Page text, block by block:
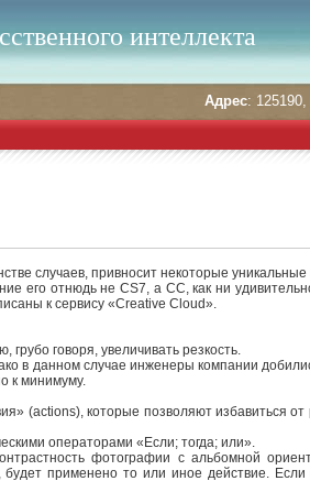
интеллекта
Адрес:
случаев, привносит некоторые
его отнюдь не CS7, а CC, как ни
к сервису «Creative Cloud».
говоря, увеличивать резкость.
в данном случае инженеры компании
к минимуму.
(actions), которые позволяют избавиться
операторами «Если; тогда; или».
фотографии с альбомной
применено то или иное действие.